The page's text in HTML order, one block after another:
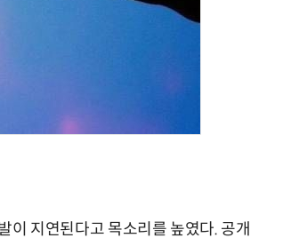
이 지연된다고 목소리를 높였다. 공개